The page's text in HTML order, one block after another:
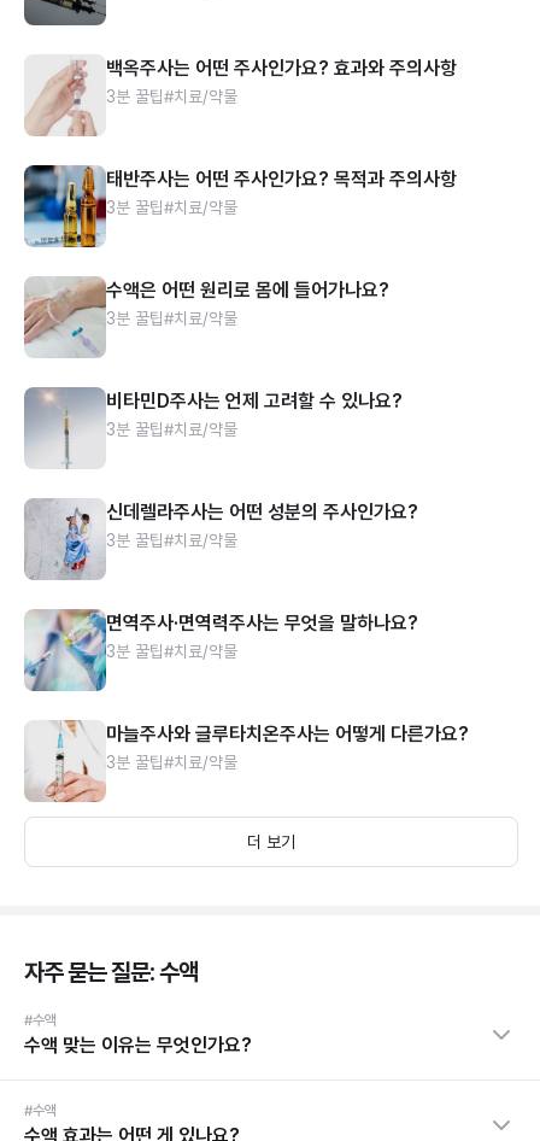
백옥주사는 어떤 주사인가요? 효과와 주의사항
3분 꿀팁#치료/약물
태반주사는 어떤 주사인가요? 목적과 주의사항
3분 꿀팁#치료/약물
수액은 어떤 원리로 몸에 들어가나요?
3분 꿀팁#치료/약물
비타민D주사는 언제 고려할 수 있나요?
3분 꿀팁#치료/약물
신데렐라주사는 어떤 성분의 주사인가요?
3분 꿀팁#치료/약물
면역주사·면역력주사는 무엇을 말하나요?
3분 꿀팁#치료/약물
마늘주사와 글루타치온주사는 어떻게 다른가요?
3분 꿀팁#치료/약물
더 보기
자주 묻는 질문: 수액
#수액
수액 맞는 이유는 무엇인가요?
#수액
수액 효과는 어떤 게 있나요?